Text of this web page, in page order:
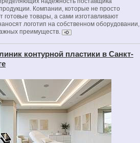
Компании, которые не просто
готовые товары, а сами изготавливают
логотип на собственном оборудовании,
преимуществ.
контурной пластики в Санкт-